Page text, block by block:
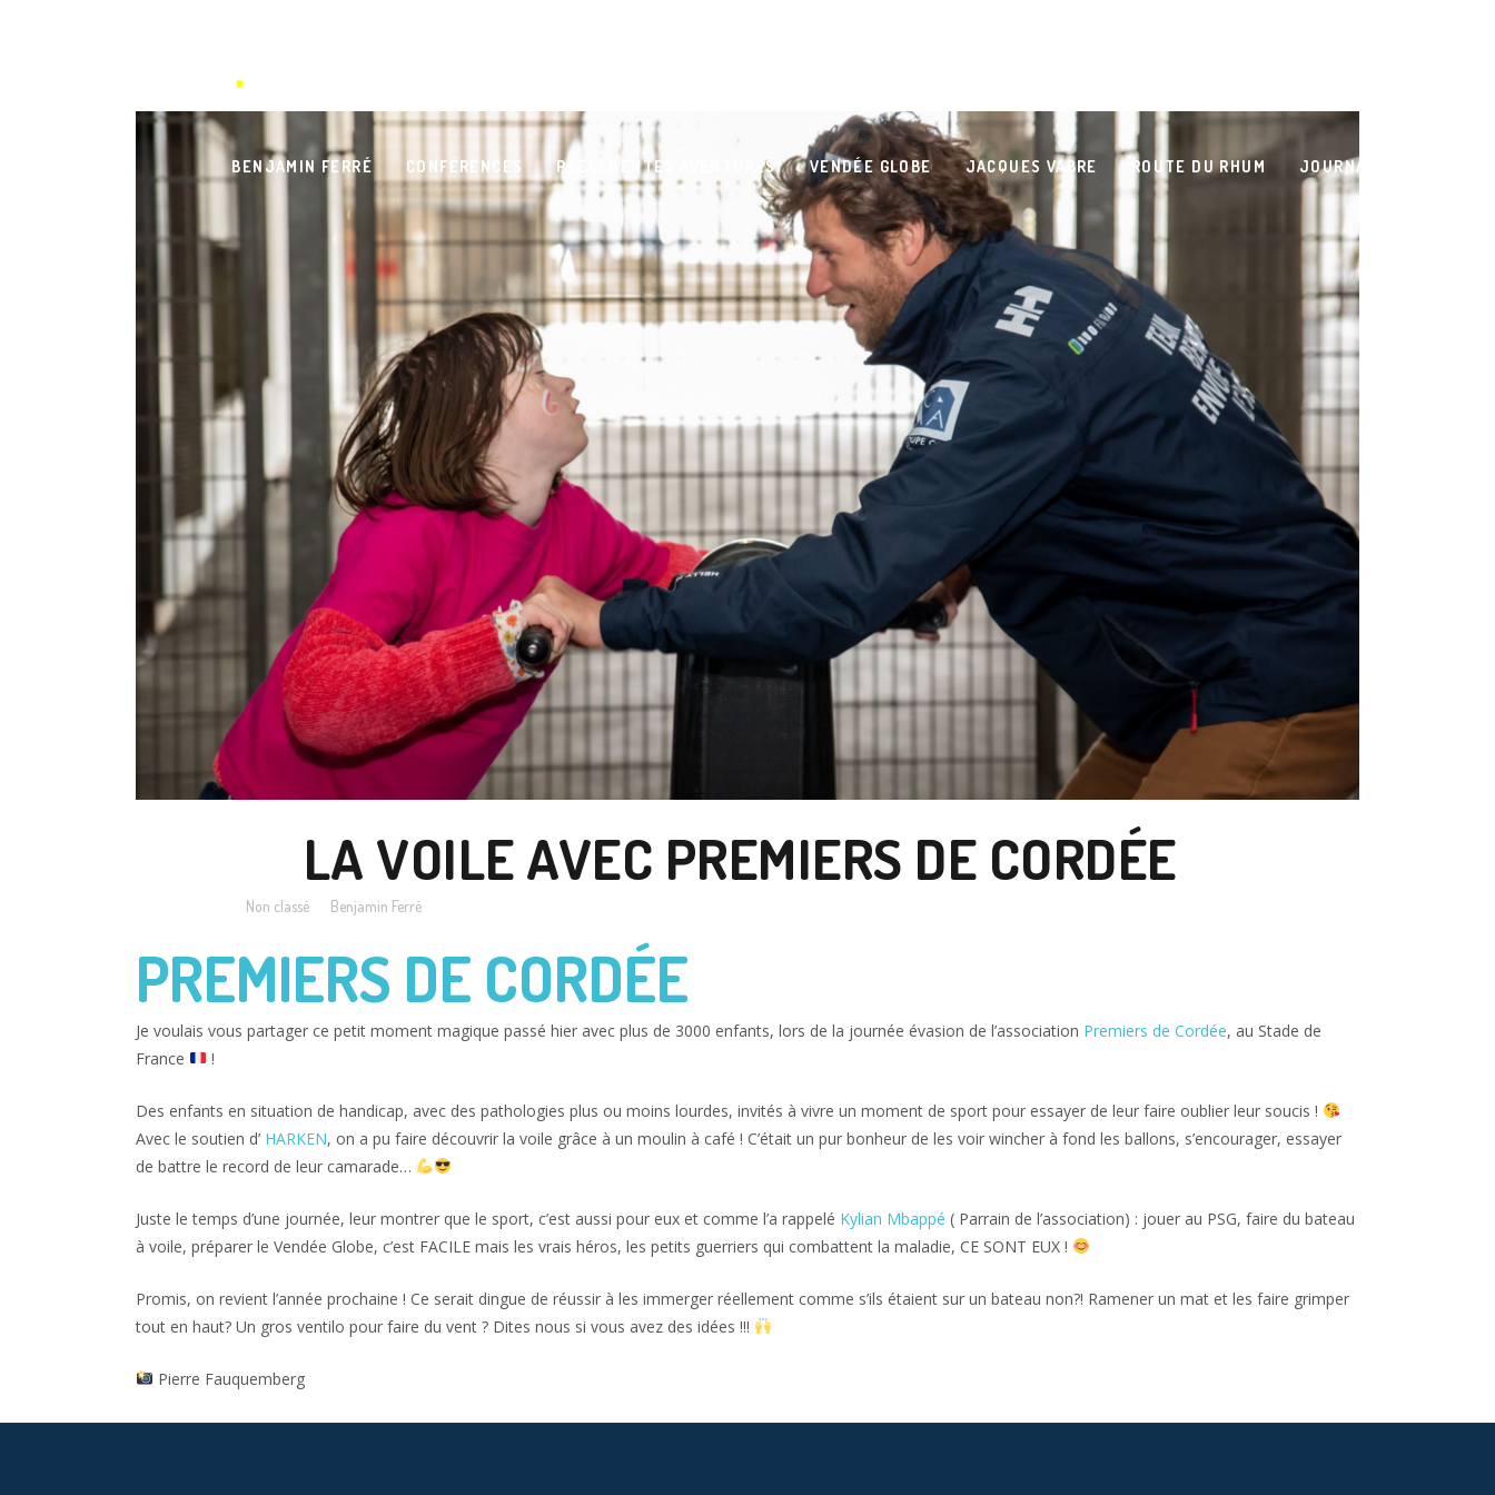
BENJAMIN FERRÉ CONFÉRENCES PRÉCÉDENTES AVENTURES VENDÉE GLOBE JACQUES VABRE ROUTE DU RHUM JOURNAL DE BORD
LA VOILE AVEC PREMIERS DE CORDÉE
Non classé Benjamin Ferré
PREMIERS DE CORDÉE
Je voulais vous partager ce petit moment magique passé hier avec plus de 3000 enfants, lors de la journée évasion de l’association Premiers de Cordée, au Stade de
France
!
Des enfants en situation de handicap, avec des pathologies plus ou moins lourdes, invités à vivre un moment de sport pour essayer de leur faire oublier leur soucis !
Avec le soutien d’ HARKEN, on a pu faire découvrir la voile grâce à un moulin à café ! C’était un pur bonheur de les voir wincher à fond les ballons, s’encourager, essayer
de battre le record de leur camarade…
Juste le temps d’une journée, leur montrer que le sport, c’est aussi pour eux et comme l’a rappelé Kylian Mbappé ( Parrain de l’association) : jouer au PSG, faire du bateau
à voile, préparer le Vendée Globe, c’est FACILE mais les vrais héros, les petits guerriers qui combattent la maladie, CE SONT EUX !
Promis, on revient l’année prochaine ! Ce serait dingue de réussir à les immerger réellement comme s’ils étaient sur un bateau non?! Ramener un mat et les faire grimper
tout en haut? Un gros ventilo pour faire du vent ? Dites nous si vous avez des idées !!!
Pierre Fauquemberg